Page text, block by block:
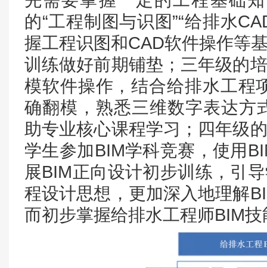
的“工程制图与识图”“给排水
握工程识图和CAD软件操作等
训练做好前期铺垫；三年级的
模软件操作，结合给排水工程
确翻模，熟悉三维数字表达方
助专业核心课程学习；四年级
学生参加BIM学科竞赛，使用
展BIM正向设计初步训练，引
程设计思想，更加深入地理解
而初步掌握给排水工程师BIM技